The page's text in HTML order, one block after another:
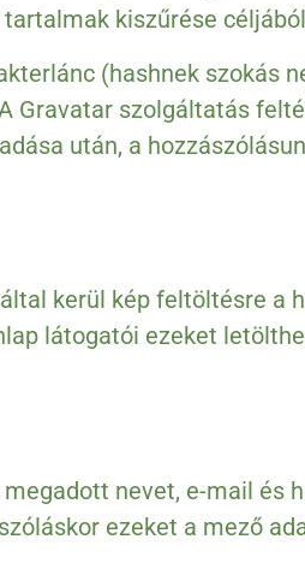
kiszűrése
(hashnek szokás
Gravatar szolgáltatás
után, a
kerül kép feltöltésre a
látogatói ezeket
nevet, e-mail és
ezeket a mező